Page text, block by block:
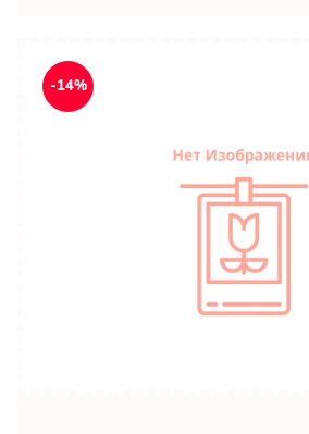
-14%